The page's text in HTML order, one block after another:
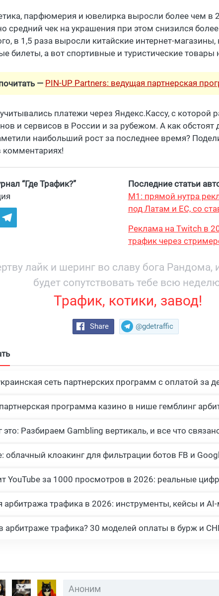
парфюмерия и ювелирка выросли более чем в
средний чек на украшения при этом снизился
в 1,5 раза выросли китайские интернет-магазины,
билеты, а вот спортивные и туристические товары
— PIN-UP Partners: ведущая партнерская
платежи через Яндекс.Кассу, с которой
и сервисов в России и за рубежом. А как обстоят
наибольший рост за последнее время?
“Где Трафик?”
Последние статьи
М1: прямой нутра
под Латам и ЕС, со
Реклама на Twitch в
трафик через
лайк и шеринг во славу бога Рандома,
будет сопутствовать тебе всю
Трафик, котики, завод!
Share @gdetraffic
сеть партнерских программ с оплатой за
программа казино в нише гемблинг
арбитража трафика в 2026: инструменты, кейсы и
арбитраже трафика? 30 моделей оплаты в бурж и